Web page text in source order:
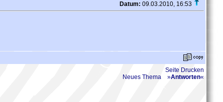
Datum: 09.03.2010, 16:53
Seite Drucken
Neues Thema
»Antworten«